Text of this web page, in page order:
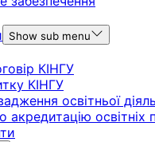
Show sub menu
КІНГУ
КІНГУ
освітньої
акредитацію освітніх